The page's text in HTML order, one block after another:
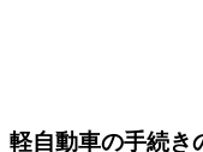
軽自動車の手続き